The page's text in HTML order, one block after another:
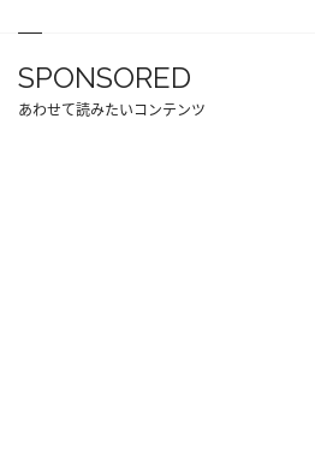
SPONSORED
あわせて読みたいコンテンツ